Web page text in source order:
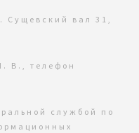
Сущевский вал 31,
В., телефон
службой по